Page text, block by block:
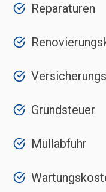
Reparaturen
Grundsteuer
Müllabfuhr